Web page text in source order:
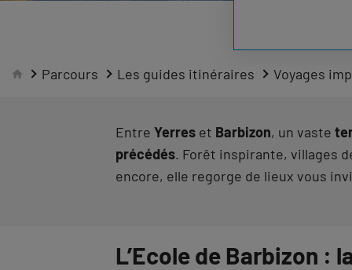
Parcours Les guides itinéraires Voyages
Entre Yerres et Barbizon, un vaste
précédés. Forêt inspirante, villages
encore, elle regorge de lieux vous
L’Ecole de Barbizon :